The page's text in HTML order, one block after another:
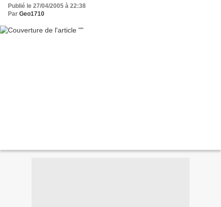
Publié le 27/04/2005 à 22:38
Par Geo1710